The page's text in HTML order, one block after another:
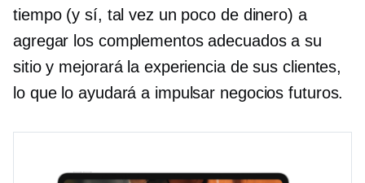
tiempo (y sí, tal vez un poco de dinero) a
agregar los complementos adecuados a su
sitio y mejorará la experiencia de sus clientes,
lo que lo ayudará a impulsar negocios futuros.